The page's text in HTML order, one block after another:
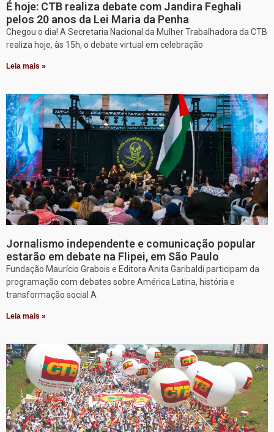
É hoje: CTB realiza debate com Jandira Feghali
pelos 20 anos da Lei Maria da Penha
Chegou o dia! A Secretaria Nacional da Mulher Trabalhadora da CTB
realiza hoje, às 15h, o debate virtual em celebração
Leia mais »
Jornalismo independente e comunicação popular
estarão em debate na Flipei, em São Paulo
Fundação Maurício Grabois e Editora Anita Garibaldi participam da
programação com debates sobre América Latina, história e
transformação social A
Leia mais »